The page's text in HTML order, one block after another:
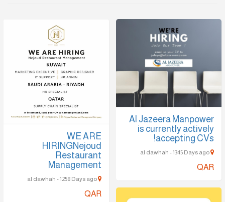
WE ARE
HIRINGNejoud
Restaurant
Management
QAR
Al Jazeera Manpower
is currently actively
accepting CVs!
QAR